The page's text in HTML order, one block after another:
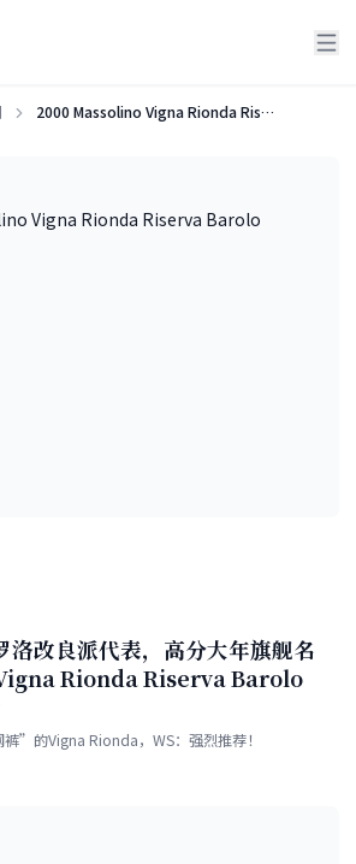
2000 Massolino Vigna Rionda Riserva Barolo DOCG
洛改良派代表，高分大年旗舰名
Rionda Riserva Barolo
”的Vigna Rionda，WS：强烈推荐！